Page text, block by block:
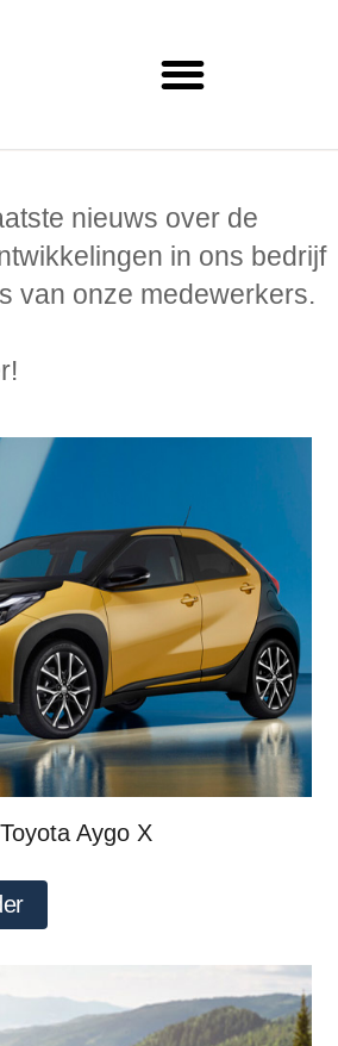
nieuws over de
in ons bedrijf
van onze medewerkers.
Aygo X